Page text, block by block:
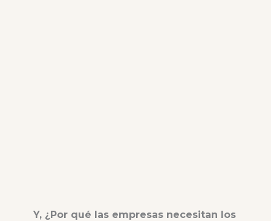
Y, ¿Por qué las empresas necesitan los